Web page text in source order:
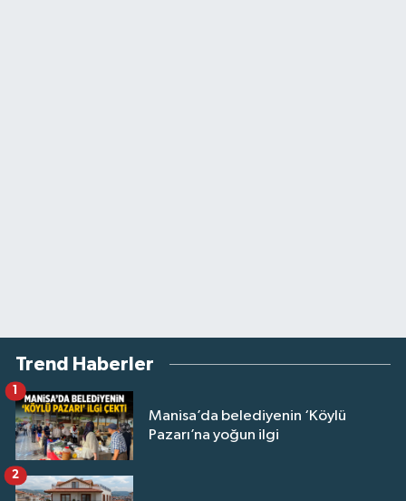
Trend Haberler
Manisa’da belediyenin ‘Köylü
Pazarı’na yoğun ilgi
1
2